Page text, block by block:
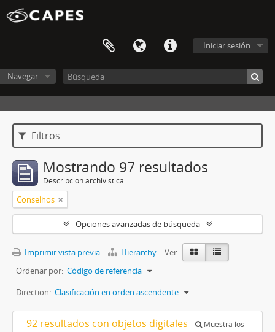
Iniciar sesión
Navegar
Filtros
Mostrando 97 resultados
Descripción archivística
Conselhos
Opciones avanzadas de búsqueda
Imprimir vista previa Hierarchy
Ver :
Ordenar por: Código de referencia
Direction: Clasificación en orden ascendente
92 resultados con objetos digitales
Muestra los